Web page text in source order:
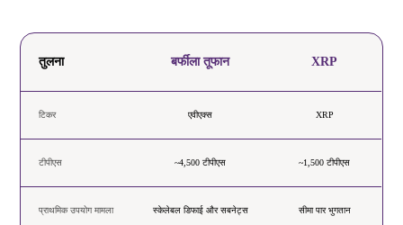
तुलना बर्फीला तूफान XRP
टिकर एवीएक्स XRP
टीपीएस ~4,500 टीपीएस ~1,500 टीपीएस
प्राथमिक उपयोग मामला स्केलेबल डिफाई और सबनेट्स सीमा पार भुगतान